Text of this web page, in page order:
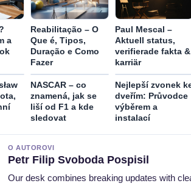
a
Reabilitação – O
Que é, Tipos,
Duração e Como
Fazer
Paul Mescal –
Aktuell status,
verifierade fakta &
karriär
NASCAR – co
znamená, jak se
liší od F1 a kde
sledovat
Nejlepší zvonek
dveřím: Průvodce
výběrem a
instalací
O AUTOROVI
Petr Filip Svoboda Pospisil
Our desk combines breaking updates with